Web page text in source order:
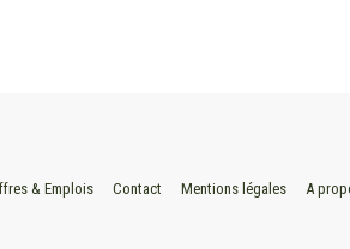
& Emplois Contact Mentions légales A